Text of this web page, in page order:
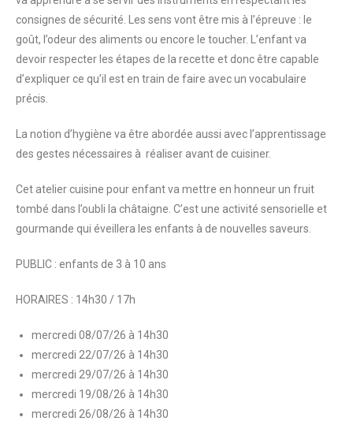
consignes de sécurité. Les sens vont être mis à l’épreuve : le
goût, l’odeur des aliments ou encore le toucher. L’enfant va
devoir respecter les étapes de la recette et donc être capable
d’expliquer ce qu’il est en train de faire avec un vocabulaire
précis.
La notion d’hygiène va être abordée aussi avec l’apprentissage
des gestes nécessaires à réaliser avant de cuisiner.
Cet atelier cuisine pour enfant va mettre en honneur un fruit
tombé dans l’oubli la châtaigne. C’est une activité sensorielle et
gourmande qui éveillera les enfants à de nouvelles saveurs.
PUBLIC : enfants de 3 à 10 ans
HORAIRES : 14h30 / 17h
mercredi 08/07/26 à 14h30
mercredi 22/07/26 à 14h30
mercredi 29/07/26 à 14h30
mercredi 19/08/26 à 14h30
mercredi 26/08/26 à 14h30